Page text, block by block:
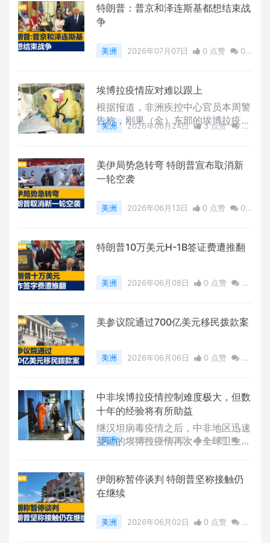
特朗普：普京和泽连斯基都想结束战
争
美洲 2026年07月07日 0 点赞
0
埃博拉疫情应对难以跟上
根据报道，非洲疾控中心官员本周警
告称，刚果（金）东部的埃博拉疫情
蔓延速度远超应急人员的追踪能力，
美洲 2026年06月24日 3 点赞
0
美伊局势急转弯 特朗普宣布取消新
一轮空袭
美洲 2026年06月13日 0 点赞
0
特朗普10万美元H-1B签证费遭推翻
美洲 2026年06月08日 0 点赞
0
美参议院通过700亿美元移民拨款案
美洲 2026年06月06日 0 点赞
0
中非埃博拉疫情控制难度极大，但数
十年的经验将有所助益
继汉坦病毒疫情之后，中非地区迅速
蔓延的埃博拉疫情再次令全球卫生系
生事件”。
美洲 2026年06月02日 3 点赞
0
伊朗称暂停谈判 特朗普坚称接触仍
在继续
美洲 2026年06月02日 0 点赞
0